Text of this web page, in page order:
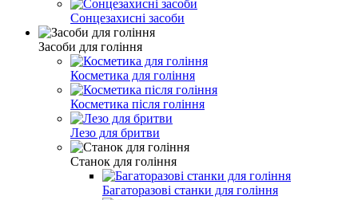
Сонцезахисні засоби
Засоби для гоління
Косметика для гоління
Косметика після гоління
Лезо для бритви
Станок для гоління
Багаторазові станки для гоління